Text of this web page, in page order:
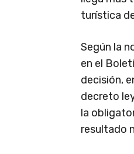
turística
Según la
en el
decisión,
decreto
la
resultado